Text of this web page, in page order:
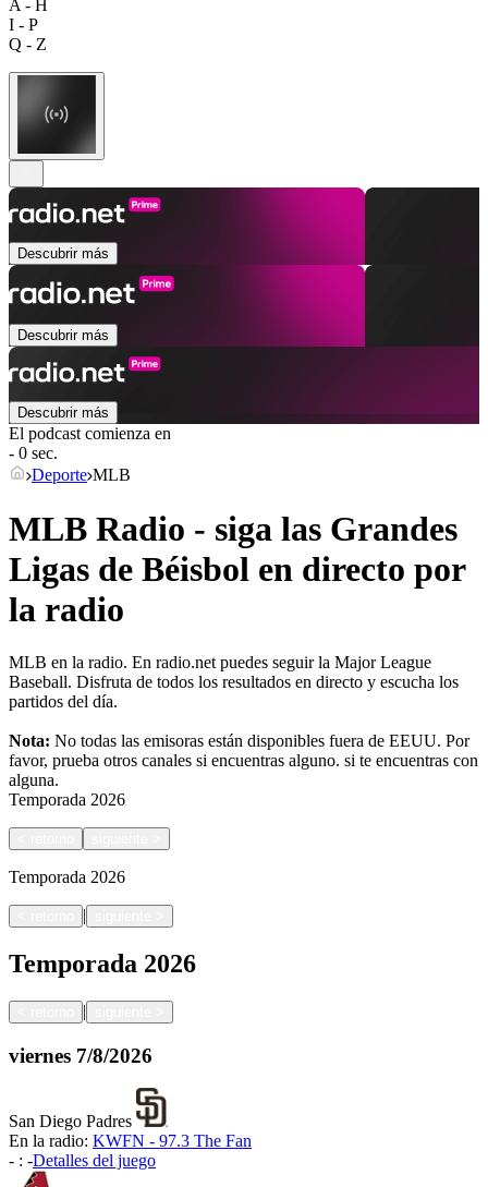
A - H
I - P
Q - Z
Descubrir más
Descubrir más
Descubrir más
El podcast comienza en
- 0 sec.
Deporte MLB
MLB Radio - siga las Grandes
Ligas de Béisbol en directo por
la radio
MLB en la radio. En radio.net puedes seguir la Major League
Baseball. Disfruta de todos los resultados en directo y escucha los
partidos del día.
Nota: No todas las emisoras están disponibles fuera de EEUU. Por
favor, prueba otros canales si encuentras alguno. si te encuentras con
alguna.
Temporada 2026
Temporada 2026
|
Temporada 2026
|
viernes 7/8/2026
San Diego Padres
En la radio: KWFN - 97.3 The Fan
- : -Detalles del juego